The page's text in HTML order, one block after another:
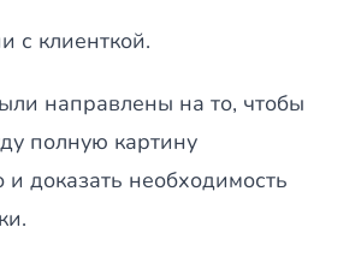
с клиенткой.
направлены на то, чтобы
полную картину
доказать необходимость